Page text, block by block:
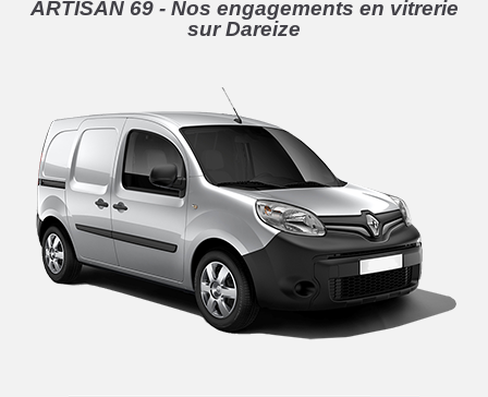
ARTISAN 69 - Nos engagements en vitrerie
sur Dareize